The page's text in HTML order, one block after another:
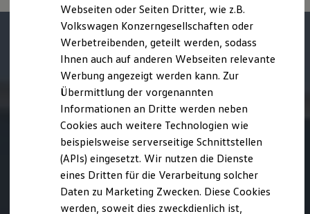
Volkswagen Kollektion
R-Kollektion
GTI Kollektion
Fußball Drop
we drive football
#wedriveproud
Besitzer und Service
myVolkswagen
Software Updates
Service und Ersatzteile
Inspektion und HU/AU
Reparaturen und Checks
Motorenöl und Flüssigkeiten
Räder und Reifen
Pannen- und Unfallhilfe
Economy Service
Webseiten oder Seiten Dritter, wie z.B.
Volkswagen Konzerngesellschaften oder
Werbetreibenden, geteilt werden, sodass
Ihnen auch auf anderen Webseiten relevante
Werbung angezeigt werden kann. Zur
Übermittlung der vorgenannten
Informationen an Dritte werden neben
Cookies auch weitere Technologien wie
beispielsweise serverseitige Schnittstellen
(APIs) eingesetzt. Wir nutzen die Dienste
eines Dritten für die Verarbeitung solcher
Daten zu Marketing Zwecken. Diese Cookies
werden, soweit dies zweckdienlich ist,